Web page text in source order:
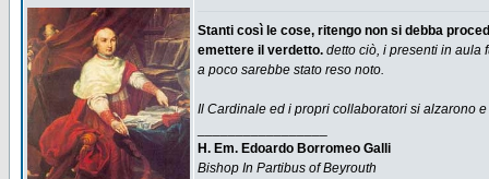
Stanti così le cose, ritengo non si debba
emettere il verdetto. detto ciò, i presenti in aula
a poco sarebbe stato reso noto.
Il Cardinale ed i propri collaboratori si alzarono
H. Em. Edoardo Borromeo Galli
Bishop In Partibus of Beyrouth